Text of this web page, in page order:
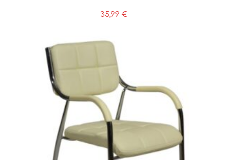
35,99 €